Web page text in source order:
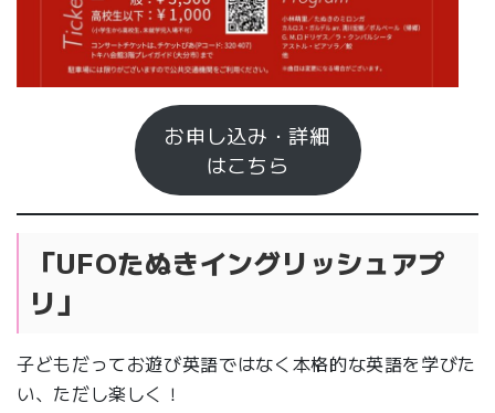
お申し込み・詳細
はこちら
「UFOたぬきイングリッシュアプ
リ」
子どもだってお遊び英語ではなく本格的な英語を学びた
い、ただし楽しく！